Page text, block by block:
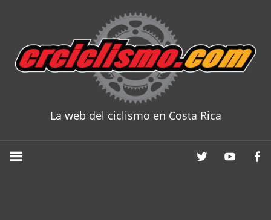
content
La web del ciclismo en Costa Rica